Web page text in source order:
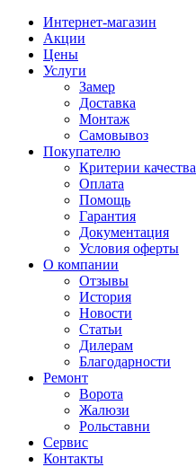
Интернет-магазин
Акции
Цены
Услуги
Замер
Доставка
Монтаж
Самовывоз
Покупателю
Критерии качества
Оплата
Помощь
Гарантия
Документация
Условия оферты
О компании
Отзывы
История
Новости
Статьи
Дилерам
Благодарности
Ремонт
Ворота
Жалюзи
Рольставни
Сервис
Контакты